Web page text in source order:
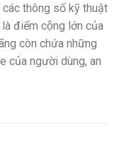
thông số kỹ thuật
điểm cộng lớn của
còn chứa những
của người dùng, an